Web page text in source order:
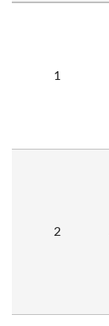
1
2